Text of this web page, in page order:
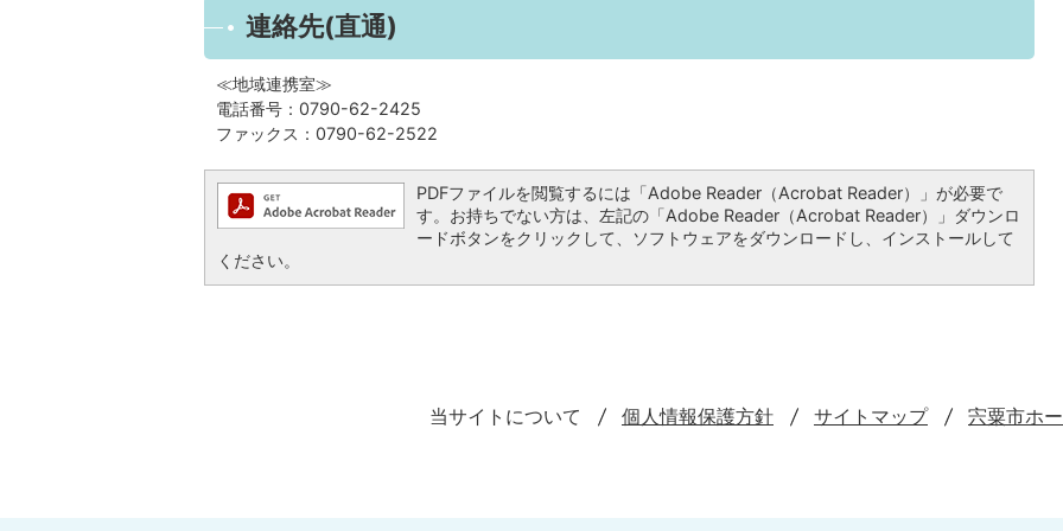
連絡先(直通)
≪地域連携室≫
電話番号：0790-62-2425
ファックス：0790-62-2522
PDFファイルを閲覧するには「Adobe Reader（Acrobat Reader）」が必要で
す。お持ちでない方は、左記の「Adobe Reader（Acrobat Reader）」ダウンロ
ードボタンをクリックして、ソフトウェアをダウンロードし、インストールして
ください。
当サイトについて 個人情報保護方針 サイトマップ 宍粟市ホ